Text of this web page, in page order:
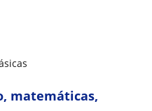
matemáticas,